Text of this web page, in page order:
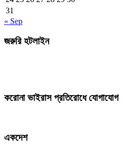
31
« Sep
জরুরি হটলাইন
করোনা ভাইরাস প্রতিরোধে যোগাযোগ
একদেশ